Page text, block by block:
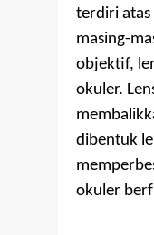
terdiri atas
masing-
objektif,
okuler.
dibentuk
okuler